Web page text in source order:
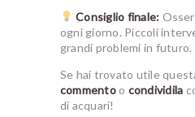
Consiglio finale:
ogni giorno. Piccoli
grandi problemi in futuro.
Se hai trovato utile
commentoo condividila
di acquari!